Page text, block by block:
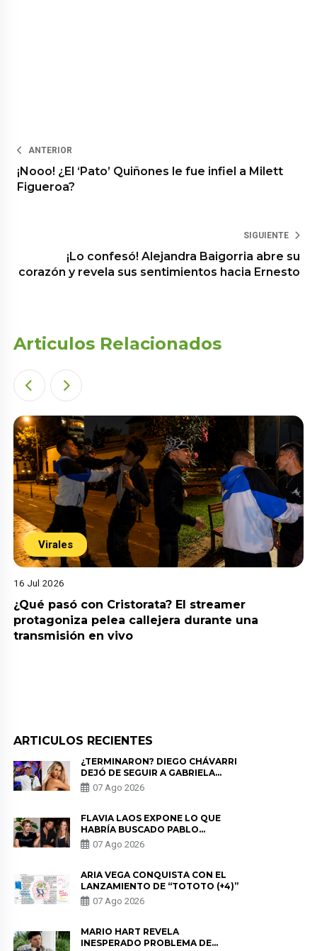
ANTERIOR
¡Nooo! ¿El ‘Pato’ Quiñones le fue infiel a Milett
Figueroa?
SIGUIENTE
¡Lo confesó! Alejandra Baigorria abre su
corazón y revela sus sentimientos hacia Ernesto
Articulos Relacionados
Virales
16 Jul 2026
¿Qué pasó con Cristorata? El streamer
protagoniza pelea callejera durante una
transmisión en vivo
ARTICULOS RECIENTES
¿TERMINARON? DIEGO CHÁVARRI
DEJÓ DE SEGUIR A GABRIELA
HERRERA Y ANUNCIA SU SALIDA
DE PÓDCAST
07 Ago 2026
FLAVIA LAOS EXPONE LO QUE
HABRÍA BUSCADO PABLO
HEREDIA CON ALE FULLER: “UNA
DE LAS PARTES QUERÍA EL
07 Ago 2026
ARIA VEGA CONQUISTA CON EL
LANZAMIENTO DE “TOTOTO (+4)”
07 Ago 2026
MARIO HART REVELA
INESPERADO PROBLEMA DE